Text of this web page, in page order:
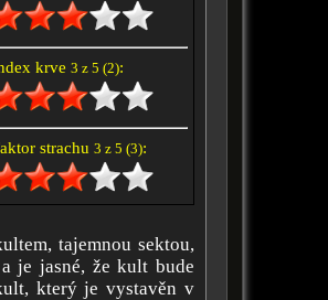
krve 3 z 5 (2):
strachu 3 z 5 (3):
tajemnou sektou,
je jasné, že kult bude
který je vystavěn v